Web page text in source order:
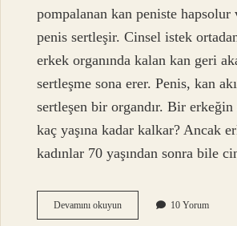
pompalanan kan peniste hapsolur
penis sertleşir. Cinsel istek
erkek organında kalan kan geri
sertleşme sona erer. Penis, kan
sertleşen bir organdır. Bir erkeğin
kaç yaşına kadar kalkar? Ancak
kadınlar 70 yaşından sonra bile
Devamını okuyunErkeklerin
Cinsel
10 Yorum